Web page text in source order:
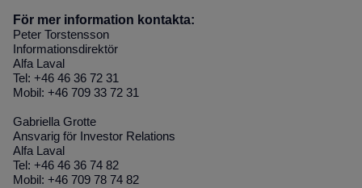
För mer information kontakta:
Peter Torstensson
Informationsdirektör
Alfa Laval
Tel: +46 46 36 72 31
Mobil: +46 709 33 72 31
Gabriella Grotte
Ansvarig för Investor Relations
Alfa Laval
Tel: +46 46 36 74 82
Mobil: +46 709 78 74 82